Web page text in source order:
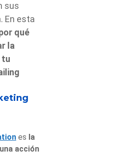
sus
En esta
qué
la
tu
es la
acción